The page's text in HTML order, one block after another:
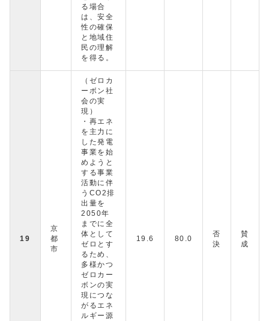
る場合
は、安全
性の確保
と地域住
民の理解
を得る。
19
京
都
市
（ゼロカ
ーボン社
会の実
現）
・再エネ
を主力に
した発電
事業を始
めようと
する事業
活動に伴
うCO2排
出量を
2050年
までに全
体として
ゼロとす
るため、
多様かつ
ゼロカー
ボンの実
現につな
がるエネ
ルギー源
19.6 80.0
否
決
賛
成